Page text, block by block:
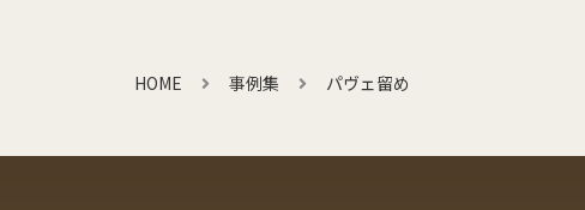
HOME 事例集 パヴェ留め